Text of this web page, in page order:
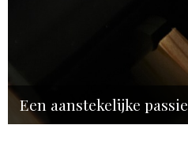
Een aanstekelijke passie